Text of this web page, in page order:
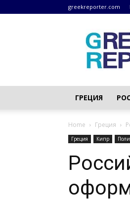
greekreporter.com
ГРЕЦИЯ
Home Греция
Греция Кипр